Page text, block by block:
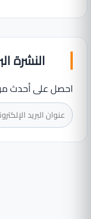
النشرة
احصل على أحدث